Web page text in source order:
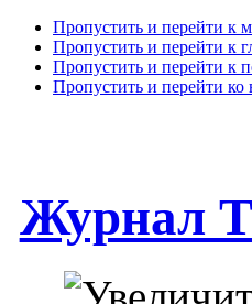
Пропустить и перейти к
Пропустить и перейти к
Пропустить и перейти к
Пропустить и перейти ко
Журнал